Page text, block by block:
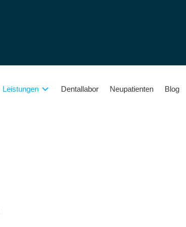
Leistungen Dentallabor Neupatienten Blog